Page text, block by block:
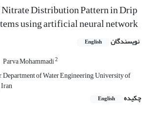
Distribution Pattern in Drip
using artificial neural network
نویسندگان English
Parva Mohammadi2
Department of Water Engineering, University of
چکیده
English